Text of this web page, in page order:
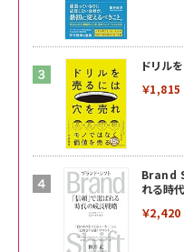
ドリル
￥1,815
Brand
れる時
￥2,420